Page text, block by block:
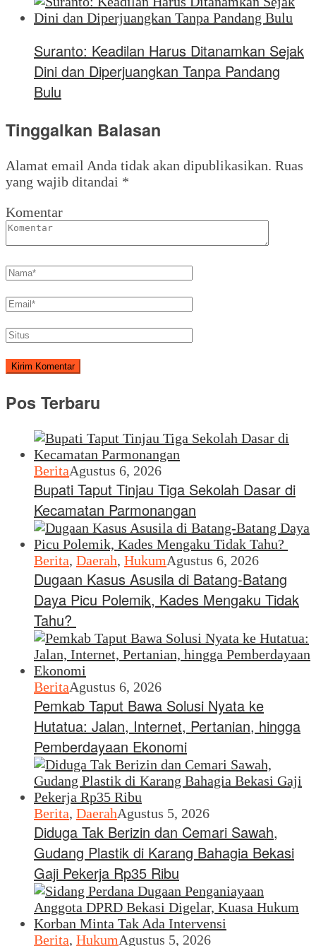
Suranto: Keadilan Harus Ditanamkan Sejak
Dini dan Diperjuangkan Tanpa Pandang
Bulu
Tinggalkan Balasan
Alamat email Anda tidak akan dipublikasikan. Ruas
yang wajib ditandai *
Komentar
Pos Terbaru
BeritaAgustus 6, 2026
Bupati Taput Tinjau Tiga Sekolah Dasar di
Kecamatan Parmonangan
Berita, Daerah, HukumAgustus 6, 2026
Dugaan Kasus Asusila di Batang-Batang
Daya Picu Polemik, Kades Mengaku Tidak
Tahu?
BeritaAgustus 6, 2026
Pemkab Taput Bawa Solusi Nyata ke
Hutatua: Jalan, Internet, Pertanian, hingga
Pemberdayaan Ekonomi
Berita, DaerahAgustus 5, 2026
Diduga Tak Berizin dan Cemari Sawah,
Gudang Plastik di Karang Bahagia Bekasi
Gaji Pekerja Rp35 Ribu
Berita, HukumAgustus 5, 2026